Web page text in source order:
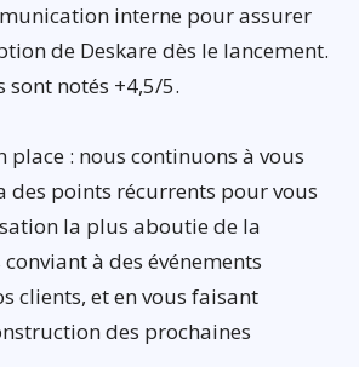
interne pour assurer
de Deskare dès le lancement.
notés +4,5/5.
place : nous continuons à vous
des points récurrents pour vous
la plus aboutie de la
à des événements
clients, et en vous faisant
des prochaines